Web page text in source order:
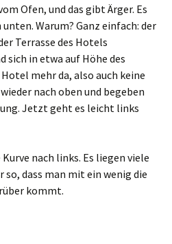
Ofen, und das gibt Ärger. Es
Warum? Ganz einfach: der
Terrasse des Hotels
sich in etwa auf Höhe des
mehr da, also auch keine
nach oben und begeben
Jetzt geht es leicht links
nach links. Es liegen viele
so, dass man mit ein wenig die
kommt.